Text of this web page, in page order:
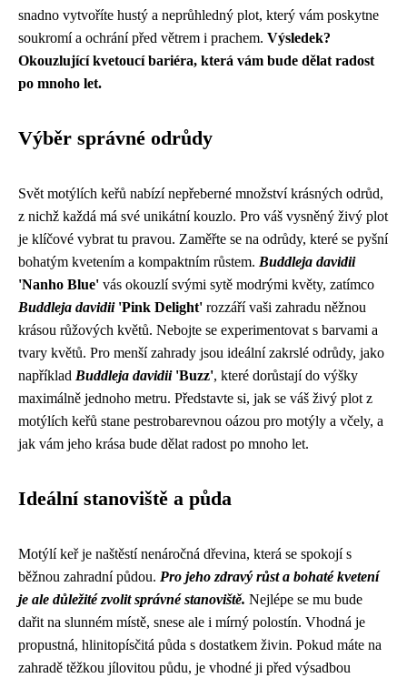
snadno vytvoříte hustý a neprůhledný plot, který vám poskytne
soukromí a ochrání před větrem i prachem. Výsledek?
Okouzlující kvetoucí bariéra, která vám bude dělat radost
po mnoho let.
Výběr správné odrůdy
Svět motýlích keřů nabízí nepřeberné množství krásných odrůd,
z nichž každá má své unikátní kouzlo. Pro váš vysněný živý plot
je klíčové vybrat tu pravou. Zaměřte se na odrůdy, které se pyšní
bohatým kvetením a kompaktním růstem. Buddleja davidii
'Nanho Blue' vás okouzlí svými sytě modrými květy, zatímco
Buddleja davidii'Pink Delight' rozzáří vaši zahradu něžnou
krásou růžových květů. Nebojte se experimentovat s barvami a
tvary květů. Pro menší zahrady jsou ideální zakrslé odrůdy, jako
například Buddleja davidii'Buzz', které dorůstají do výšky
maximálně jednoho metru. Představte si, jak se váš živý plot z
motýlích keřů stane pestrobarevnou oázou pro motýly a včely, a
jak vám jeho krása bude dělat radost po mnoho let.
Ideální stanoviště a půda
Motýlí keř je naštěstí nenáročná dřevina, která se spokojí s
běžnou zahradní půdou. Pro jeho zdravý růst a bohaté kvetení
je ale důležité zvolit správné stanoviště. Nejlépe se mu bude
dařit na slunném místě, snese ale i mírný polostín. Vhodná je
propustná, hlinitopísčitá půda s dostatkem živin. Pokud máte na
zahradě těžkou jílovitou půdu, je vhodné ji před výsadbou